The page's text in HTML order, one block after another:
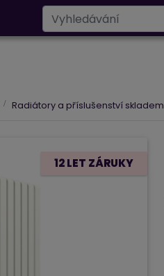
Radiátory a příslušenství skladem
12 LET ZÁRUKY